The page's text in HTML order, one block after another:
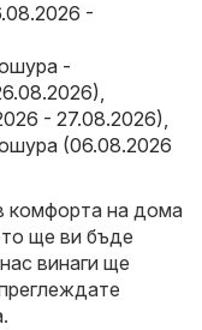
-
-
,
- 27.08.2026),
(06.08.2026
комфорта на дома
ще ви бъде
винаги ще